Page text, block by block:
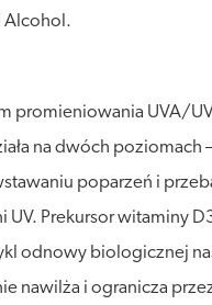
Alcohol.
promieniowania UVA/
na dwóch
poparzeń i
Prekursor witaminy
odnowy biologicznej
nawilża i ogranicza